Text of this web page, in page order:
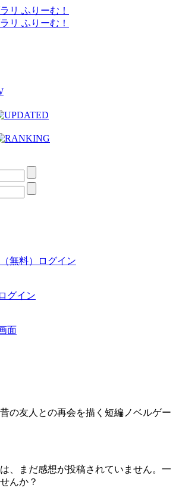
無料） ログイン
の友人との再会を描く短編ノベルゲー
、まだ感想が投稿されていません。一
んか？